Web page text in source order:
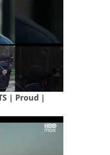
| Proud |